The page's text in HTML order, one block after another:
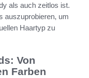
als auch zeitlos ist.
auszuprobieren, um
Haartyp zu
Von
Farben